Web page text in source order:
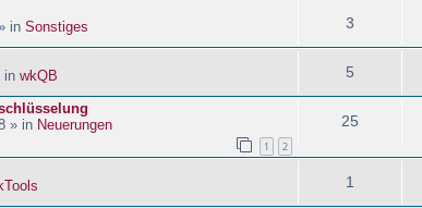
in Sonstiges 3
in wkQB 5
» in Neuerungen
1 2
25
1